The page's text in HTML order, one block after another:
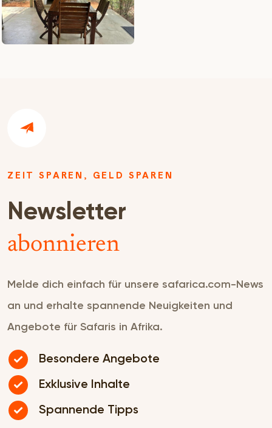
ZEIT SPAREN, GELD SPAREN
Newsletter
abonnieren
Melde dich einfach für unsere safarica.com-News
an und erhalte spannende Neuigkeiten und
Angebote für Safaris in Afrika.
Besondere Angebote
Exklusive Inhalte
Spannende Tipps